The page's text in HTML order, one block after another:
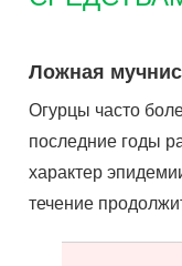
Ложная
Огурцы часто
последние годы
характер
течение